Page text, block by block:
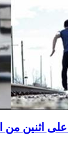
اثنين من